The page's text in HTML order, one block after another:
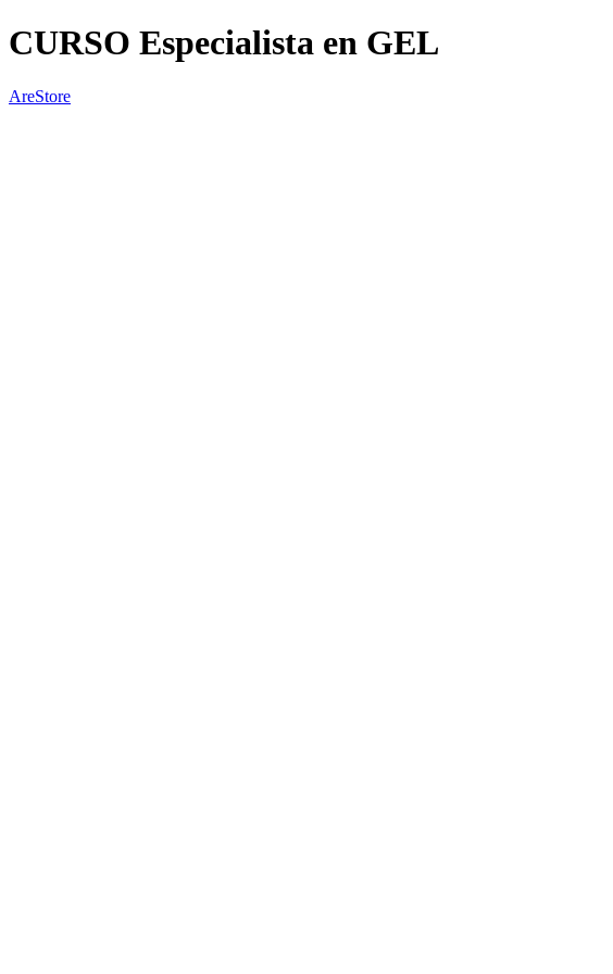
CURSO Especialista en GEL
AreStore